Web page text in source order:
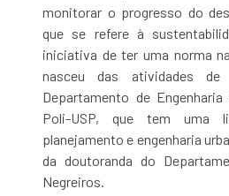
monitorar o progresso do
que se refere à
iniciativa de ter uma norma
nasceu das atividades
Departamento de
Poli-USP, que tem uma
planejamento e engenharia
da doutoranda do
Negreiros.